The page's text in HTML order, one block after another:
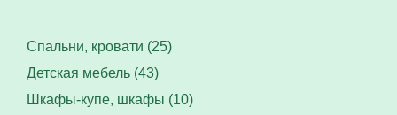
Спальни, кровати (25)
Детская мебель (43)
Шкафы-купе, шкафы (10)